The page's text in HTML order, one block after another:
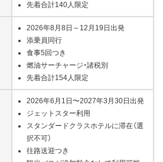
先着合計140人限定
2026年8月8日～12月19日出発
添乗員同行
食事5回つき
燃油サーチャージ・諸税別
先着合計154人限定
2026年6月1日〜2027年3月30日出発
ジェットスター利用
スタンダードクラスホテルに滞在（選
択不可）
往路送迎つき